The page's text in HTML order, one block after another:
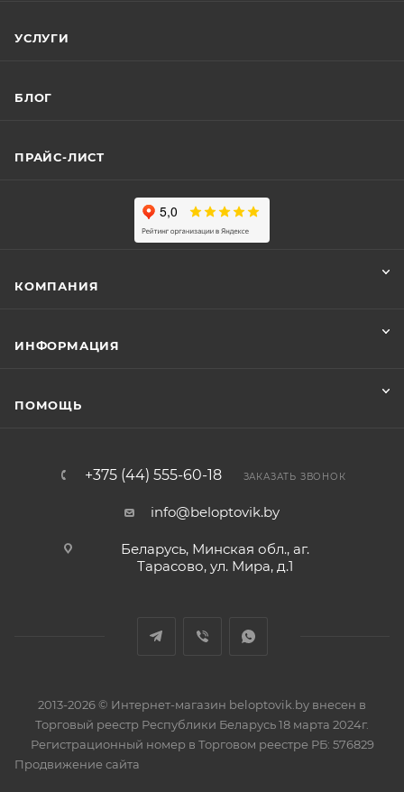
УСЛУГИ
БЛОГ
ПРАЙС-ЛИСТ
КОМПАНИЯ
ИНФОРМАЦИЯ
ПОМОЩЬ
+375 (44) 555-60-18 ЗАКАЗАТЬ ЗВОНОК
info@beloptovik.by
Беларусь, Минская обл., аг.
Тарасово, ул. Мира, д.1
2013-2026 © Интернет-магазин beloptovik.by внесен в
Торговый реестр Республики Беларусь 18 марта 2024г.
Регистрационный номер в Торговом реестре РБ: 576829
Продвижение сайта